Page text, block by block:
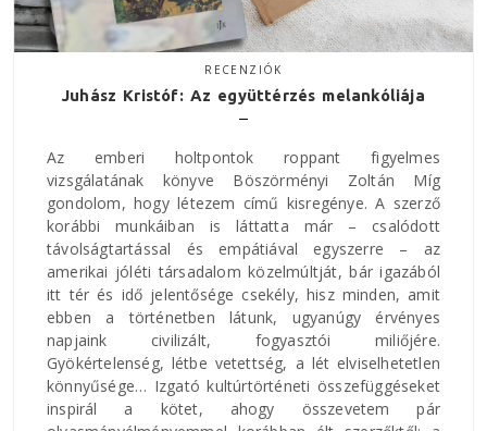
RECENZIÓK
Juhász Kristóf: Az együttérzés melankóliája
Az emberi holtpontok roppant figyelmes
vizsgálatának könyve Böszörményi Zoltán Míg
gondolom, hogy létezem című kisregénye. A szerző
korábbi munkáiban is láttatta már – csalódott
távolságtartással és empátiával egyszerre – az
amerikai jóléti társadalom közelmúltját, bár igazából
itt tér és idő jelentősége csekély, hisz minden, amit
ebben a történetben látunk, ugyanúgy érvényes
napjaink civilizált, fogyasztói miliőjére.
Gyökértelenség, létbe vetettség, a lét elviselhetetlen
könnyűsége… Izgató kultúrtörténeti összefüggéseket
inspirál a kötet, ahogy összevetem pár